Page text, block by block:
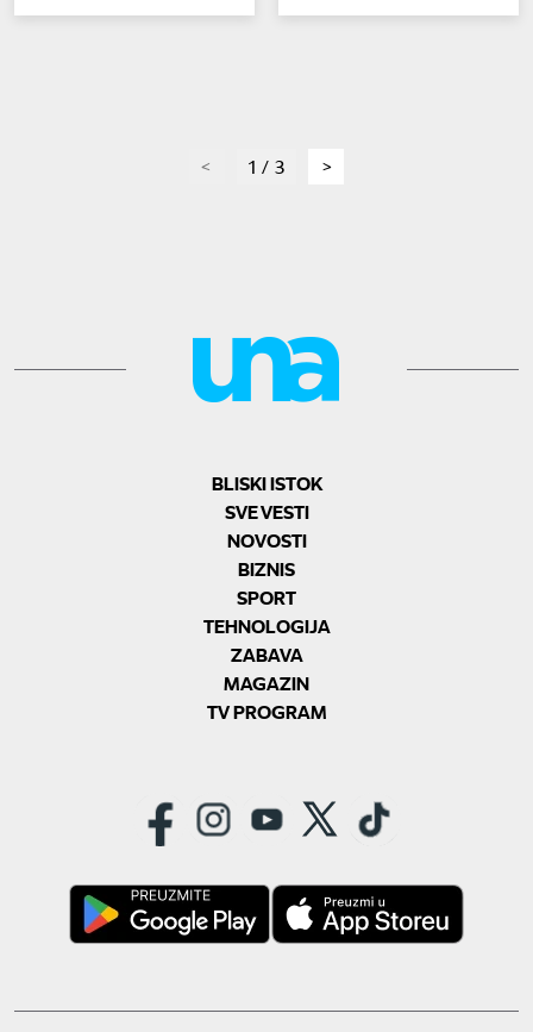
page1 / 3 page
BLISKI ISTOK
SVE VESTI
NOVOSTI
BIZNIS
SPORT
TEHNOLOGIJA
ZABAVA
MAGAZIN
TV PROGRAM